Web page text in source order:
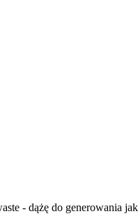
- dążę do generowania